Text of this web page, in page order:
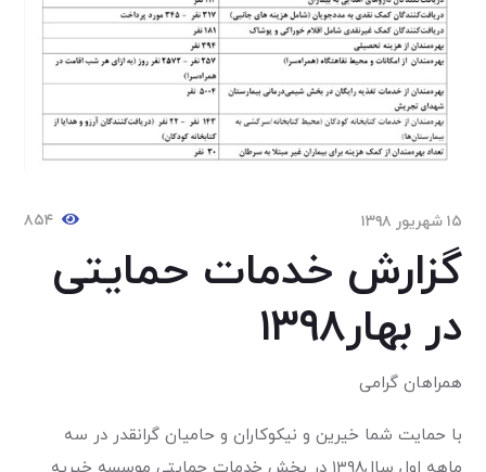
۱۵ شهریور ۱۳۹۸ ۸۵۴
گزارش خدمات حمایتی
در بهار۱۳۹۸
همراهان گرامی
با حمایت شما خیرین و نیکوکاران و حامیان گرانقدر در سه